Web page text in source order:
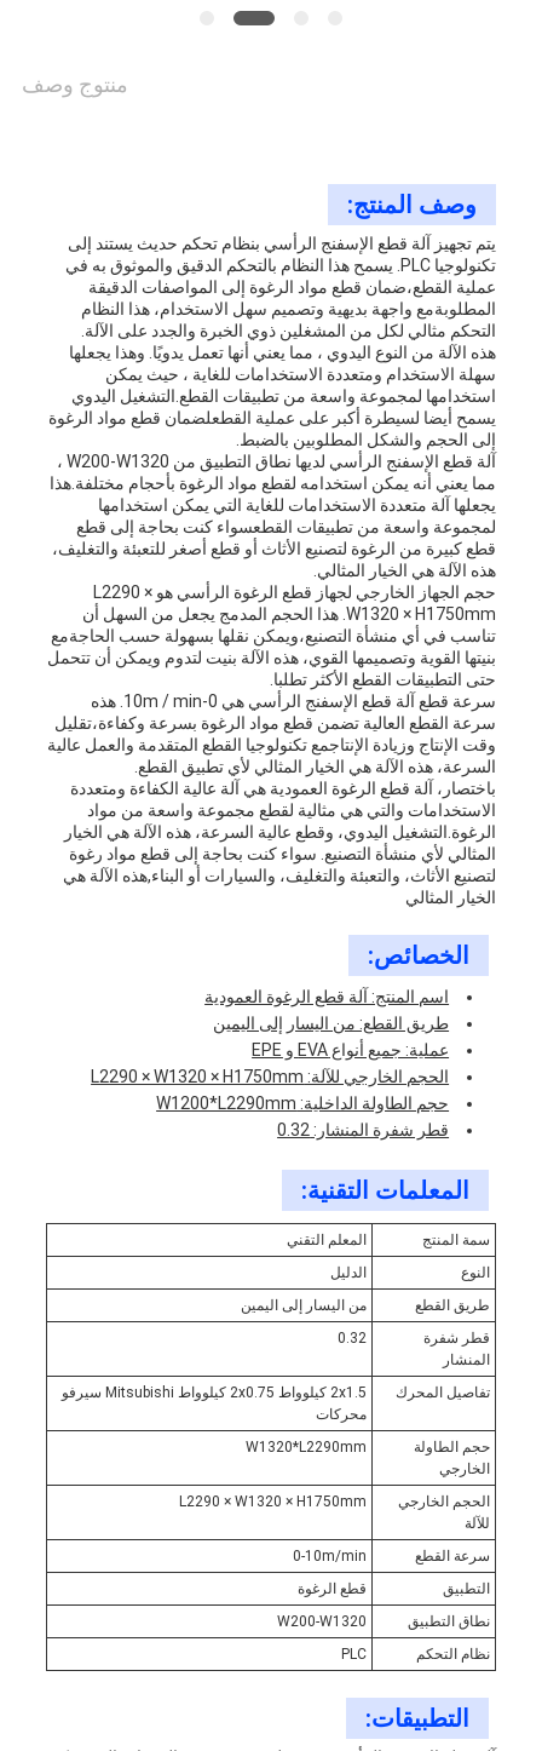
منتوج وصف
وصف المنتج:
يتم تجهيز آلة قطع الإسفنج الرأسي بنظام تحكم حديث يستند إلى
تكنولوجيا PLC. يسمح هذا النظام بالتحكم الدقيق والموثوق به في
عملية القطع،ضمان قطع مواد الرغوة إلى المواصفات الدقيقة
المطلوبةمع واجهة بديهية وتصميم سهل الاستخدام، هذا النظام
التحكم مثالي لكل من المشغلين ذوي الخبرة والجدد على الآلة.
هذه الآلة من النوع اليدوي ، مما يعني أنها تعمل يدويًا. وهذا يجعلها
سهلة الاستخدام ومتعددة الاستخدامات للغاية ، حيث يمكن
استخدامها لمجموعة واسعة من تطبيقات القطع.التشغيل اليدوي
يسمح أيضا لسيطرة أكبر على عملية القطعلضمان قطع مواد الرغوة
إلى الحجم والشكل المطلوبين بالضبط.
آلة قطع الإسفنج الرأسي لديها نطاق التطبيق من W200-W1320 ،
مما يعني أنه يمكن استخدامه لقطع مواد الرغوة بأحجام مختلفة.هذا
يجعلها آلة متعددة الاستخدامات للغاية التي يمكن استخدامها
لمجموعة واسعة من تطبيقات القطعسواء كنت بحاجة إلى قطع
قطع كبيرة من الرغوة لتصنيع الأثاث أو قطع أصغر للتعبئة والتغليف،
هذه الآلة هي الخيار المثالي.
حجم الجهاز الخارجي لجهاز قطع الرغوة الرأسي هو L2290 ×
W1320 × H1750mm. هذا الحجم المدمج يجعل من السهل أن
تناسب في أي منشأة التصنيع،ويمكن نقلها بسهولة حسب الحاجةمع
بنيتها القوية وتصميمها القوي، هذه الآلة بنيت لتدوم ويمكن أن تتحمل
حتى التطبيقات القطع الأكثر تطلبا.
سرعة قطع آلة قطع الإسفنج الرأسي هي 0-10m / min. هذه
سرعة القطع العالية تضمن قطع مواد الرغوة بسرعة وكفاءة،تقليل
وقت الإنتاج وزيادة الإنتاجمع تكنولوجيا القطع المتقدمة والعمل عالية
السرعة، هذه الآلة هي الخيار المثالي لأي تطبيق القطع.
باختصار، آلة قطع الرغوة العمودية هي آلة عالية الكفاءة ومتعددة
الاستخدامات والتي هي مثالية لقطع مجموعة واسعة من مواد
الرغوة.التشغيل اليدوي، وقطع عالية السرعة، هذه الآلة هي الخيار
المثالي لأي منشأة التصنيع. سواء كنت بحاجة إلى قطع مواد رغوة
لتصنيع الأثاث، والتعبئة والتغليف، والسيارات أو البناء,هذه الآلة هي
الخيار المثالي
الخصائص:
اسم المنتج: آلة قطع الرغوة العمودية
طريق القطع: من اليسار إلى اليمين
عملية: جميع أنواع EVA و EPE
الحجم الخارجي للآلة: L2290 × W1320 × H1750mm
حجم الطاولة الداخلية: W1200*L2290mm
قطر شفرة المنشار: 0.32
المعلمات التقنية:
سمة المنتج
المعلم التقني
النوع
الدليل
طريق القطع
من اليسار إلى اليمين
قطر شفرة
المنشار
0.32
تفاصيل المحرك
2x1.5 كيلوواط 2x0.75 كيلوواط Mitsubishi سيرفو
محركات
حجم الطاولة
الخارجي
W1320*L2290mm
الحجم الخارجي
للآلة
L2290 × W1320 × H1750mm
سرعة القطع
0-10m/min
التطبيق
قطع الرغوة
نطاق التطبيق
W200-W1320
نظام التحكم
PLC
التطبيقات: